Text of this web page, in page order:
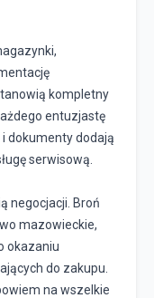
kompletny
entuzjastę
dokumenty dodają
serwisową.
negocjacji. Broń
mazowieckie,
okazaniu
do zakupu.
na wszelkie